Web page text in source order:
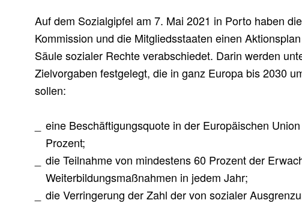
Auf dem Sozialgipfel am 7. Mai 2021 in Porto haben
Kommission und die Mitgliedsstaaten einen
Säule sozialer Rechte verabschiedet. Darin werden
Zielvorgaben festgelegt, die in ganz Europa bis 2030
sollen:
eine Beschäftigungsquote in der Europäischen
Prozent;
die Teilnahme von mindestens 60 Prozent der
Weiterbildungsmaßnahmen in jedem Jahr;
die Verringerung der Zahl der von sozialer